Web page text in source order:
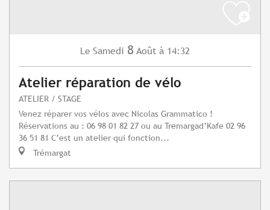
Le Samedi 8 Août à 14:32
Atelier réparation de vélo
ATELIER / STAGE
Venez réparer vos vélos avec Nicolas Grammatico !
Réservations au : 06 98 01 82 27 ou au Tremargad’Kafe 02 96
36 51 81 C’est un atelier qui fonction...
Trémargat